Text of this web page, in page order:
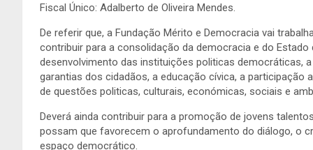
Fiscal Único: Adalberto de Oliveira Mendes.
De referir que, a Fundação Mérito e Democracia vai
contribuir para a consolidação da democracia e do
desenvolvimento das instituições politicas democráticas,
garantias dos cidadãos, a educação cívica, a
de questões politicas, culturais, económicas, sociais e
Deverá ainda contribuir para a promoção de jovens
possam que favorecem o aprofundamento do diálogo, o
espaço democrático.